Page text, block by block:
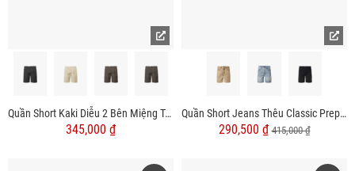
Quần Short Kaki Diễu 2 Bên Miệng Túi Form Straight QS074
345,000 ₫
Quần Short Jeans Thêu Classic Preppy Form Straight QS061
290,500 ₫415,000 ₫